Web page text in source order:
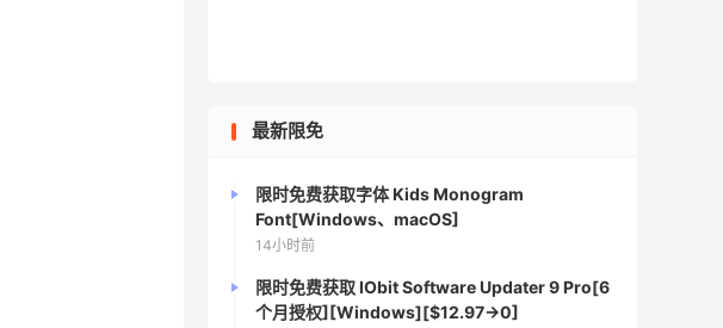
最新限免
限时免费获取字体 Kids Monogram
Font[Windows、macOS]
14小时前
限时免费获取 IObit Software Updater 9 Pro[6
个月授权][Windows][$12.97→0]